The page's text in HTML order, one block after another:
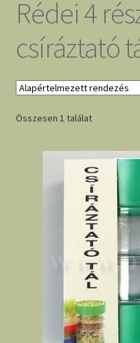
Rédei 4
csíráztató
Összesen 1 találat